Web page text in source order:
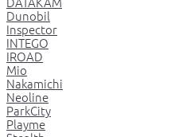
Dunobil
Inspector
INTEGO
IROAD
Mio
Nakamichi
Neoline
ParkCity
Playme